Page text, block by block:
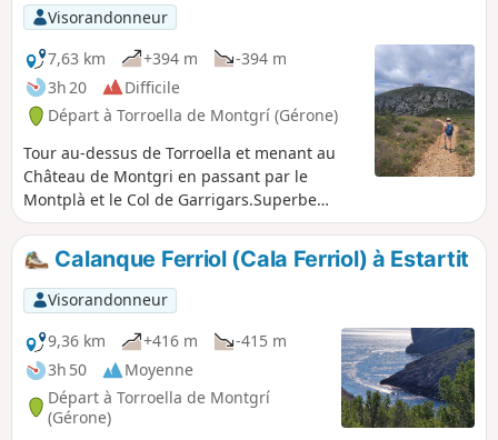
point de repos idéal pour une pause hors du temps dans
un lieu chargé d'histoire, de célébration et de rencontres.
Attention : circuit exigeant réservé aux marcheurs habitués
aux terrains accidentés et caillouteux. Bien lire le
paragraphe Informations Pratiques.
Visorandonneur
7,63 km
+394 m
-394 m
3h 20
Difficile
Départ à Torroella de Montgrí (Gérone)
Tour au-dessus de Torroella et menant au
Château de Montgri en passant par le
Montplà et le Col de Garrigars.Superbe
panorama à 360°. Attention : pas très
accessible avec des enfants car il faut
crapahuter pas mal dans les rochers et il y a
un passage un peu raide dans un pierrier.
Calanque Ferriol (Cala Ferriol) à Estartit
Visorandonneur
9,36 km
+416 m
-415 m
3h 50
Moyenne
Départ à Torroella de Montgrí
(Gérone)